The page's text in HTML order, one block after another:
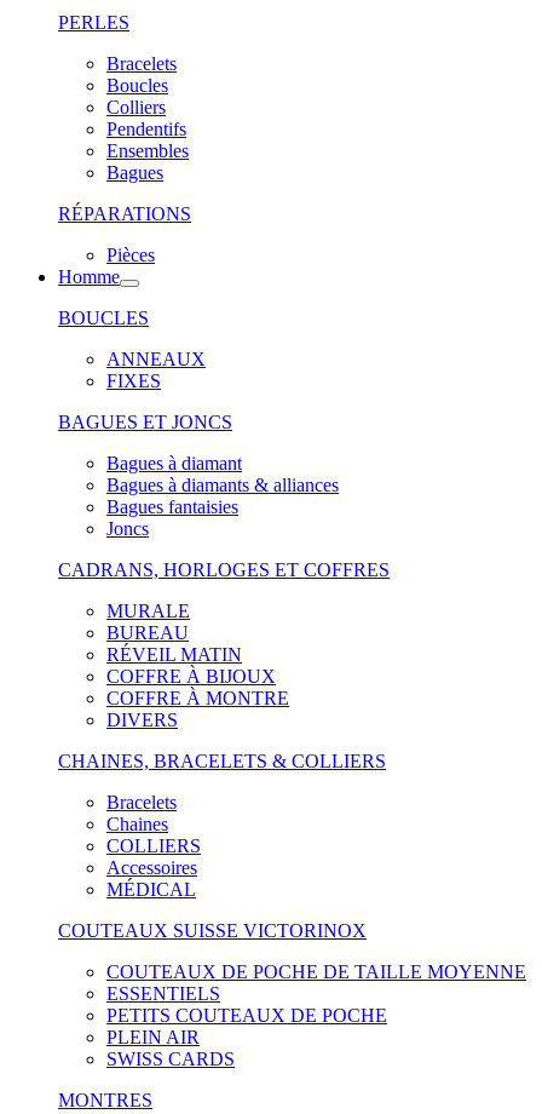
PERLES
Bracelets
Boucles
Colliers
Pendentifs
Ensembles
Bagues
RÉPARATIONS
Pièces
Homme
BOUCLES
ANNEAUX
FIXES
BAGUES ET JONCS
Bagues à diamant
Bagues à diamants & alliances
Bagues fantaisies
Joncs
CADRANS, HORLOGES ET COFFRES
MURALE
BUREAU
RÉVEIL MATIN
COFFRE À BIJOUX
COFFRE À MONTRE
DIVERS
CHAINES, BRACELETS & COLLIERS
Bracelets
Chaines
COLLIERS
Accessoires
MÉDICAL
COUTEAUX SUISSE VICTORINOX
COUTEAUX DE POCHE DE TAILLE MOYENNE
ESSENTIELS
PETITS COUTEAUX DE POCHE
PLEIN AIR
SWISS CARDS
MONTRES